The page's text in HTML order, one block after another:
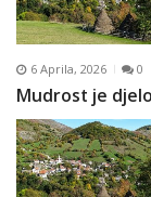
6 Aprila, 2026 0
Mudrost je